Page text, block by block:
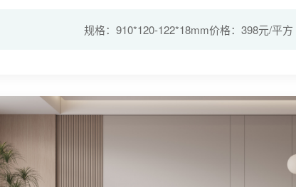
规格：910*120-122*18mm价格：398元/平方